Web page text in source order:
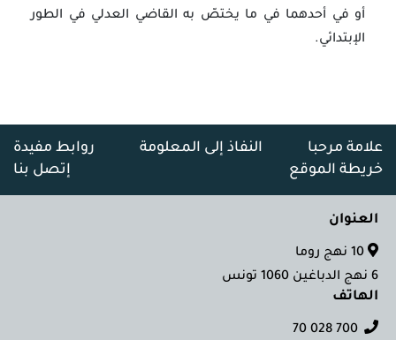
أو في أحدهما في ما يختصّ به القاضي العدلي في الطور
الإبتدائي.
علامة مرحبا النفاذ إلى المعلومة
روابط مفيدة
خريطة الموقع
إتصل بنا
العنوان
6 نهج الدباغين 1060 تونس
الهاتف
700 028 70